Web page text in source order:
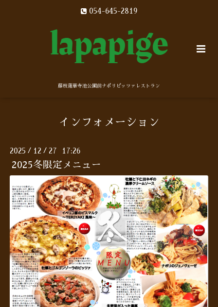
054-645-2819
藤枝蓮華寺池公園前ナポリピッツァレストラン
インフォメーション
2025 / 12 / 27 17:26
2025冬限定メニュー